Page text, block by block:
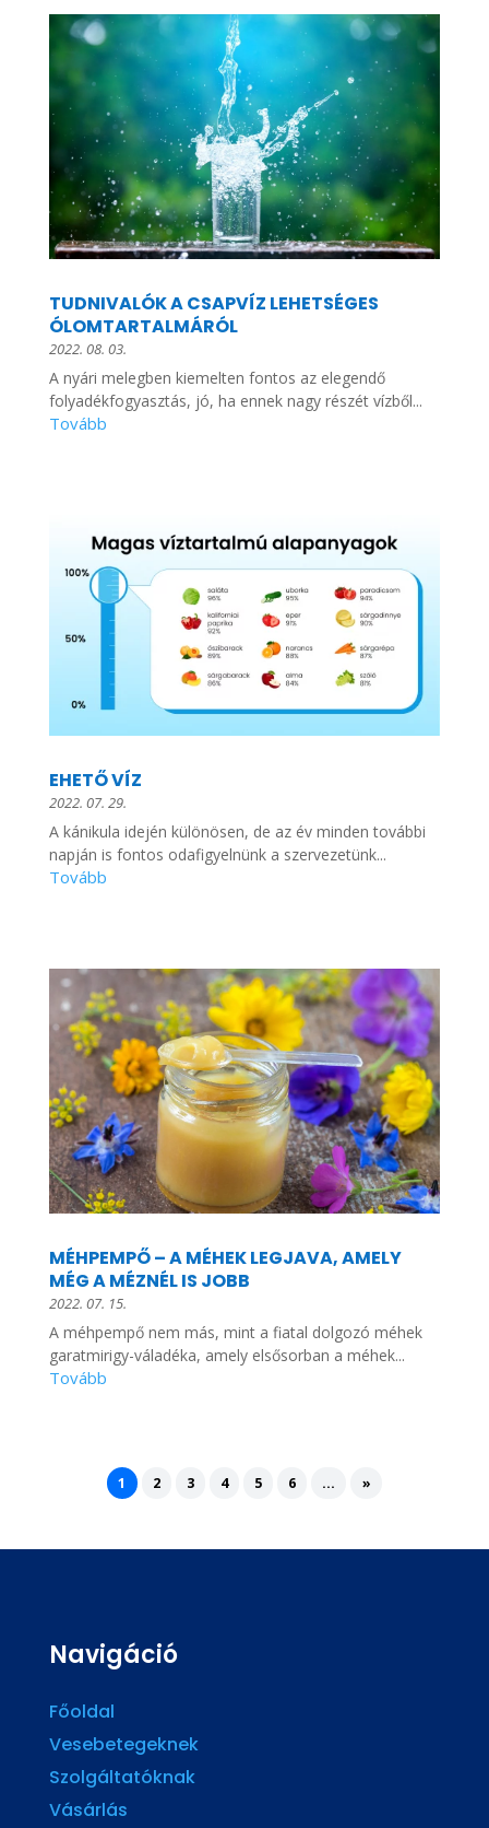
TUDNIVALÓK A CSAPVÍZ LEHETSÉGES
ÓLOMTARTALMÁRÓL
2022. 08. 03.
A nyári melegben kiemelten fontos az elegendő
folyadékfogyasztás, jó, ha ennek nagy részét vízből...
EHETŐ VÍZ
2022. 07. 29.
A kánikula idején különösen, de az év minden további
napján is fontos odafigyelnünk a szervezetünk...
MÉHPEMPŐ – A MÉHEK LEGJAVA, AMELY
MÉG A MÉZNÉL IS JOBB
2022. 07. 15.
A méhpempő nem más, mint a fiatal dolgozó méhek
garatmirigy-váladéka, amely elsősorban a méhek...
1 2 3 4 5 6 ... »
Navigáció
Főoldal
Vesebetegeknek
Szolgáltatóknak
Vásárlás